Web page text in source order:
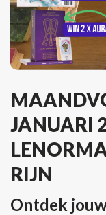
JANUARI
RIJN
Ontdek